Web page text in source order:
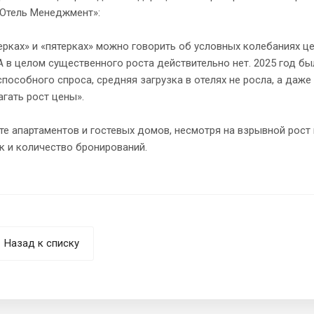
Менеджмент»:
и «пятерках» можно говорить об условных колебаниях
в целом существенного роста действительно нет. 2025 год
спроса, средняя загрузка в отелях не росла, а
рост цены».
апартаментов и гостевых домов, несмотря на взрывной
и количество бронирований.
Назад к списку